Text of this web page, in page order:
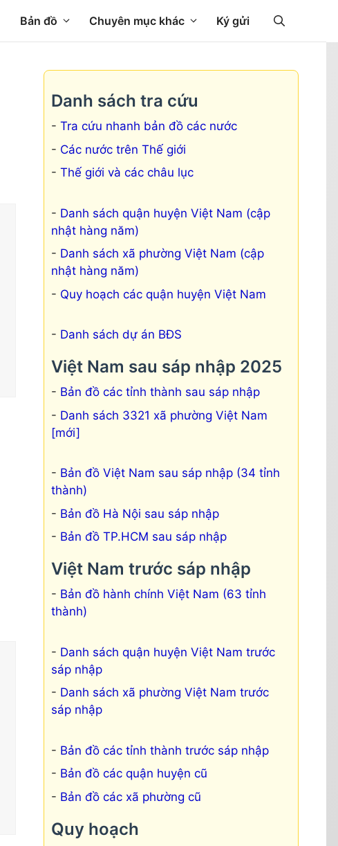
Bản đồ Chuyên mục khác Ký gửi
Danh sách tra cứu
Tra cứu nhanh bản đồ các nước
Các nước trên Thế giới
Thế giới và các châu lục
Danh sách quận huyện Việt Nam (cập
nhật hàng năm)
Danh sách xã phường Việt Nam (cập
nhật hàng năm)
Quy hoạch các quận huyện Việt Nam
Danh sách dự án BĐS
Việt Nam sau sáp nhập 2025
Bản đồ các tỉnh thành sau sáp nhập
Danh sách 3321 xã phường Việt Nam
[mới]
Bản đồ Việt Nam sau sáp nhập (34 tỉnh
thành)
Bản đồ Hà Nội sau sáp nhập
Bản đồ TP.HCM sau sáp nhập
Việt Nam trước sáp nhập
Bản đồ hành chính Việt Nam (63 tỉnh
thành)
Danh sách quận huyện Việt Nam trước
sáp nhập
Danh sách xã phường Việt Nam trước
sáp nhập
Bản đồ các tỉnh thành trước sáp nhập
Bản đồ các quận huyện cũ
Bản đồ các xã phường cũ
Quy hoạch